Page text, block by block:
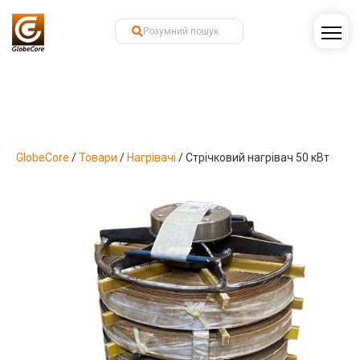
GlobeCore /Товари / Нагрівачі /Стрічковий нагрівач 50 кВт